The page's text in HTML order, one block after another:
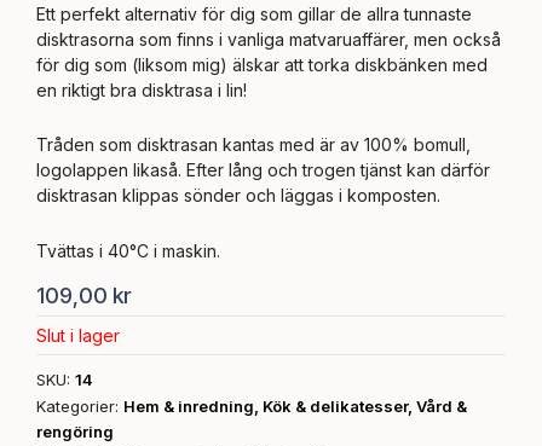
Ett perfekt alternativ för dig som gillar de allra tunnaste
disktrasorna som finns i vanliga matvaruaffärer, men också
för dig som (liksom mig) älskar att torka diskbänken med
en riktigt bra disktrasa i lin!
Tråden som disktrasan kantas med är av 100% bomull,
logolappen likaså. Efter lång och trogen tjänst kan därför
disktrasan klippas sönder och läggas i komposten.
Tvättas i 40°C i maskin.
109,00 kr
Slut i lager
SKU: 14
Kategorier: Hem & inredning, Kök & delikatesser, Vård &
rengöring